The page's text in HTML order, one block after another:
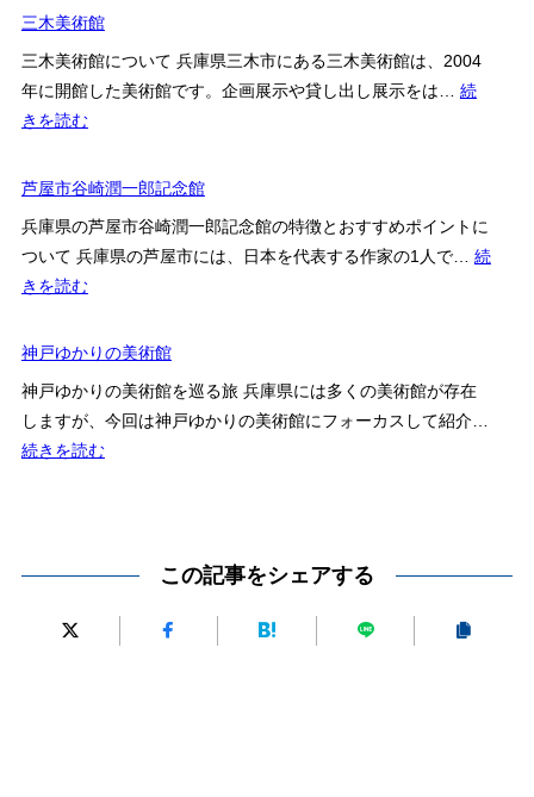
ア
セ
ス
を
説
塚
立
手
虫
記
念
三木美術館
三木美術館について 兵庫県三木市にある三木美術館は、2004
年に開館した美術館です。企画展示や貸し出し展示をは… 続
きを読む:
木
術
館
芦屋市谷崎潤一郎記念館
兵庫県の芦屋市谷崎潤一郎記念館の特徴とおすすめポイントに
ついて 兵庫県の芦屋市には、日本を代表する作家の1人で… 続
きを読む:
屋
谷
崎
潤
念
神戸ゆかりの美術館
神戸ゆかりの美術館を巡る旅 兵庫県には多くの美術館が存在
しますが、今回は神戸ゆかりの美術館にフォーカスして紹介…
続きを読む:
この記事をシェアする